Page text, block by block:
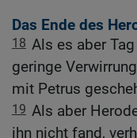
Das Ende des
18 Als es aber
geringe
mit Petrus
19 Als aber
ihn nicht fand,